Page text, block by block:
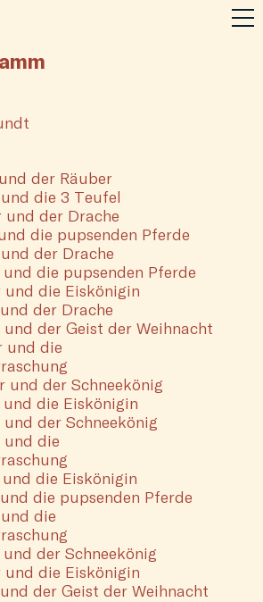
der Räuber
und die 3 Teufel
und der Drache
die pupsenden Pferde
der Drache
und die pupsenden Pferde
und die Eiskönigin
der Drache
und der Geist der Weihnacht
und die
und der Schneekönig
und die Eiskönigin
und der Schneekönig
und die
und die Eiskönigin
und die pupsenden Pferde
die
und der Schneekönig
und die Eiskönigin
und der Geist der Weihnacht